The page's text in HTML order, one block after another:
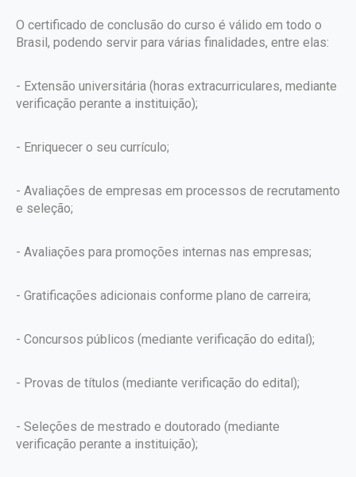
O certificado de conclusão do curso é válido em todo o
Brasil, podendo servir para várias finalidades, entre elas:
- Extensão universitária (horas extracurriculares, mediante
verificação perante a instituição);
- Enriquecer o seu currículo;
- Avaliações de empresas em processos de recrutamento
e seleção;
- Avaliações para promoções internas nas empresas;
- Gratificações adicionais conforme plano de carreira;
- Concursos públicos (mediante verificação do edital);
- Provas de títulos (mediante verificação do edital);
- Seleções de mestrado e doutorado (mediante
verificação perante a instituição);